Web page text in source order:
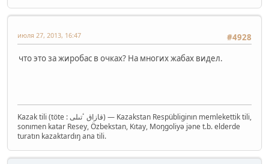
#4928
июля 27, 2013, 16:47
что это за жиробас в очках? На многих жабах видел.
Kazak tili (töte : قازاق ٴتىلى‎) — Kazakstan Respübliginın memlekettik tili,
sonımen katar Resey, Özbekstan, Kıtay, Moŋgoliyə jəne t.b. elderde
turatın kazaktardıŋ ana tili.